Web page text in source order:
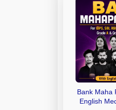
Bank Maha
English